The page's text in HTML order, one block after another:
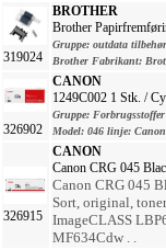
319024
BROTHER
Brother
Gruppe: outdata tilbehør
Brother Fabrikant:
326902
CANON
1249C002 1 Stk. /
Gruppe:
Model: 046 linje: Canon
326915
CANON
Canon CRG 045
Canon CRG 045
Sort, original,
ImageCLASS
MF634Cdw . .